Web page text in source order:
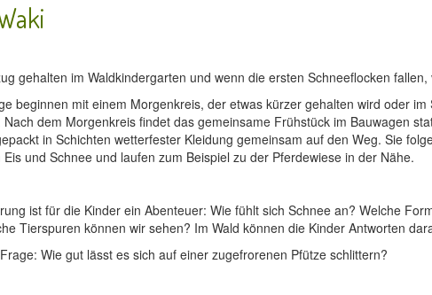
gehalten im Waldkindergarten und wenn die ersten Schneeflocken
beginnen mit einem Morgenkreis, der etwas kürzer gehalten wird oder
Nach dem Morgenkreis findet das gemeinsame Frühstück im Bauwagen
in Schichten wetterfester Kleidung gemeinsam auf den Weg. Sie
und Schnee und laufen zum Beispiel zu der Pferdewiese in der Nähe.
ist für die Kinder ein Abenteuer: Wie fühlt sich Schnee an? Welche
Tierspuren können wir sehen? Im Wald können die Kinder Antworten
Wie gut lässt es sich auf einer zugefrorenen Pfütze schlittern?